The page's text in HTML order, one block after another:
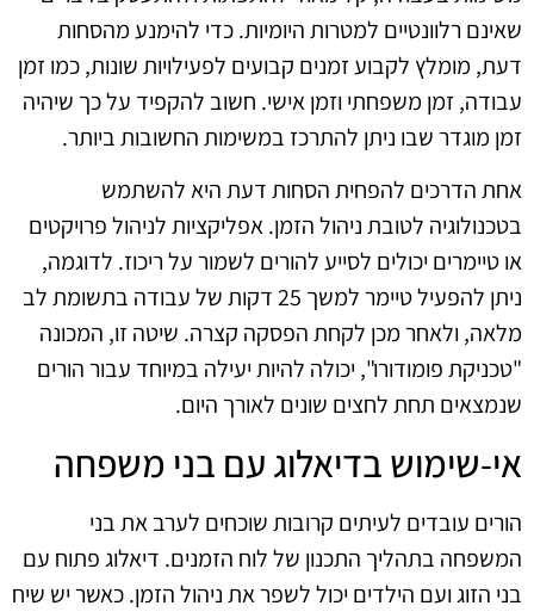
שאינם רלוונטיים למטרות היומיות. כדי להימנע מהסחות
דעת, מומלץ לקבוע זמנים קבועים לפעילויות שונות, כמו זמן
עבודה, זמן משפחתי וזמן אישי. חשוב להקפיד על כך שיהיה
זמן מוגדר שבו ניתן להתרכז במשימות החשובות ביותר.
אחת הדרכים להפחית הסחות דעת היא להשתמש
בטכנולוגיה לטובת ניהול הזמן. אפליקציות לניהול פרויקטים
או טיימרים יכולים לסייע להורים לשמור על ריכוז. לדוגמה,
ניתן להפעיל טיימר למשך 25 דקות של עבודה בתשומת לב
מלאה, ולאחר מכן לקחת הפסקה קצרה. שיטה זו, המכונה
"טכניקת פומודורו", יכולה להיות יעילה במיוחד עבור הורים
שנמצאים תחת לחצים שונים לאורך היום.
אי-שימוש בדיאלוג עם בני משפחה
הורים עובדים לעיתים קרובות שוכחים לערב את בני
המשפחה בתהליך התכנון של לוח הזמנים. דיאלוג פתוח עם
בני הזוג ועם הילדים יכול לשפר את ניהול הזמן. כאשר יש שיח